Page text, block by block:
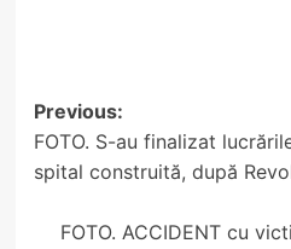
Post
navigation
Previous:
FOTO. S-au finalizat
spital construită, după
FOTO. ACCIDENT cu